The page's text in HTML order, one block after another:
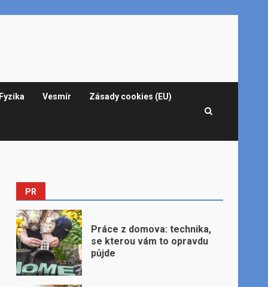
Fyzika Vesmír Zásady cookies (EU)
PR
Práce z domova: technika,
se kterou vám to opravdu
půjde